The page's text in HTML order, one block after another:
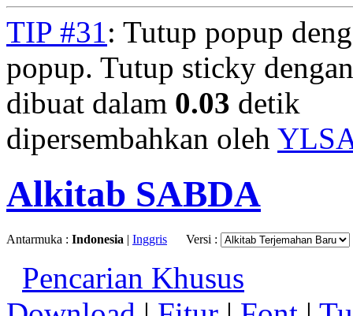
TIP #31: Tutup popup
popup. Tutup sticky
dibuat dalam 0.03 detik
dipersembahkan oleh
Alkitab SABDA
Antarmuka : Indonesia | Inggris Versi :
Pencarian Khusus